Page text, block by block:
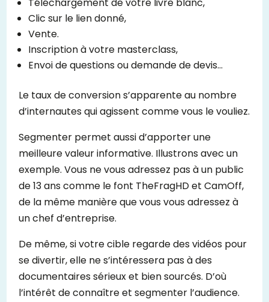
Téléchargement de votre livre blanc,
Clic sur le lien donné,
Vente.
Inscription à votre masterclass,
Envoi de questions ou demande de devis…
Le taux de conversion s’apparente au nombre
d’internautes qui agissent comme vous le vouliez.
Segmenter permet aussi d’apporter une
meilleure valeur informative. Illustrons avec un
exemple. Vous ne vous adressez pas à un public
de 13 ans comme le font TheFragHD et CamOff,
de la même manière que vous vous adressez à
un chef d’entreprise.
De même, si votre cible regarde des vidéos pour
se divertir, elle ne s’intéressera pas à des
documentaires sérieux et bien sourcés. D’où
l’intérêt de connaître et segmenter l’audience.